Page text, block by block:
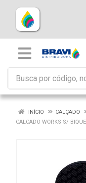
INÍCIO CALÇADO
CALCADO WORKS S/